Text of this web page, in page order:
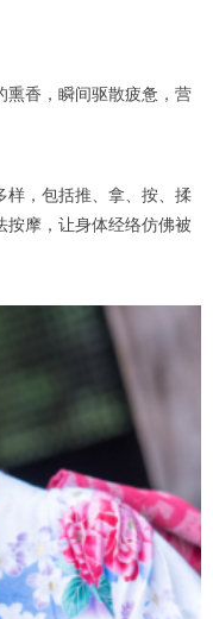
香，瞬间驱散疲惫，营
，包括推、拿、按、揉
按摩，让身体经络仿佛被